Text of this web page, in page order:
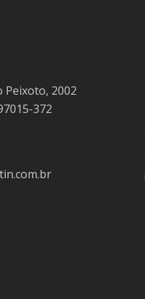
Peixoto, 2002
372